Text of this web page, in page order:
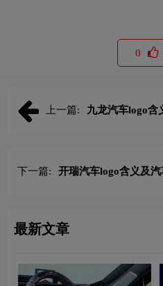
0
上一篇: 九龙汽车logo含
下一篇: 开瑞汽车logo含义及
最新文章